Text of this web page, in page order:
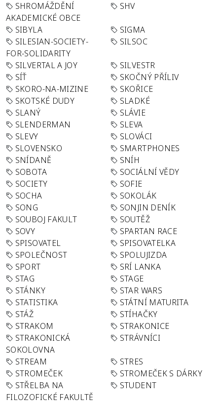
SHROMÁŽDĚNÍ
AKADEMICKÉ OBCE
SHV
SIBYLA
SIGMA
SILESIAN-SOCIETY-
FOR-SOLIDARITY
SILSOC
SILVERTAL A JOY
SILVESTR
SÍŤ
SKOČNÝ PŘÍLIV
SKORO-NA-MIZINE
SKOŘICE
SKOTSKÉ DUDY
SLADKÉ
SLANÝ
SLÁVIE
SLENDERMAN
SLEVA
SLEVY
SLOVÁCI
SLOVENSKO
SMARTPHONES
SNÍDANĚ
SNÍH
SOBOTA
SOCIÁLNÍ VĚDY
SOCIETY
SOFIE
SOCHA
SOKOLÁK
SONG
SONJIN DENÍK
SOUBOJ FAKULT
SOUTĚŽ
SOVY
SPARTAN RACE
SPISOVATEL
SPISOVATELKA
SPOLEČNOST
SPOLUJIZDA
SPORT
SRÍ LANKA
STAG
STAGE
STÁNKY
STAR WARS
STATISTIKA
STÁTNÍ MATURITA
STÁŽ
STÍHAČKY
STRAKOM
STRAKONICE
STRAKONICKÁ
SOKOLOVNA
STRÁVNÍCI
STREAM
STRES
STROMEČEK
STROMEČEK S DÁRKY
STŘELBA NA
FILOZOFICKÉ FAKULTĚ
STUDENT